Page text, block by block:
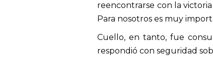
reencontrarse con la
Para nosotros es muy
Cuello, en tanto, fue
respondió con seguridad